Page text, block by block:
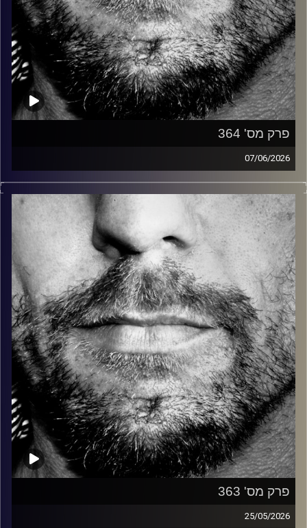
פרק מס' 364
07/06/2026
זיפים, מוזיקה מחוספסת של הופעות חיות. הרבה ג'אם, רוק,
בלוז, bluegrass, ג'אז, Fאנק, פרוגרסיב ואפילו אלקטרוניקה.
כל מה שחי, אמיתי ונושם.
עם שמוליק רגב.
קרדיט תמונות: David Goehring
פרק מס' 363
25/05/2026